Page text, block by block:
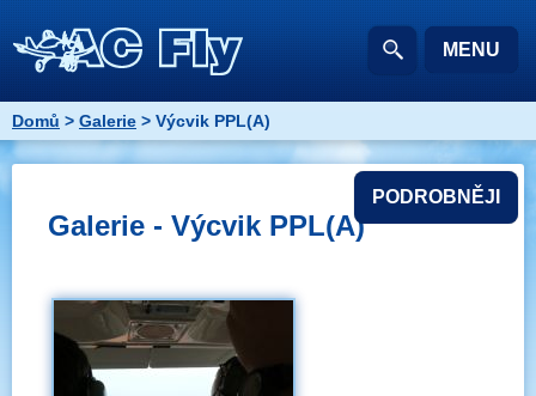
MENU
Domů > Galerie > Výcvik PPL(A)
PODROBNĚJI
Galerie - Výcvik PPL(A)